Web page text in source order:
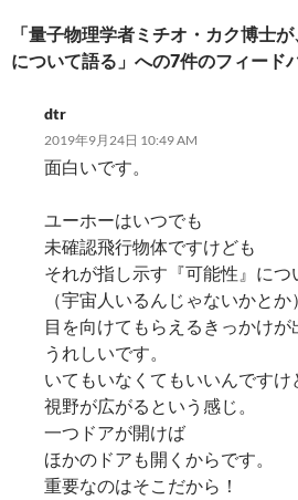
ー
シ
「量子物理学者ミチオ・カク博士
について語る」への7件のフィード
dtr
2019年9月24日 10:49 AM
面白いです。
ユーホーはいつでも
未確認飛行物体ですけども
それが指し示す『可能性』につ
（宇宙人いるんじゃないかとか）
目を向けてもらえるきっかけが
うれしいです。
いてもいなくてもいいんですけ
視野が広がるという感じ。
一つドアが開けば
ほかのドアも開くからです。
重要なのはそこだから！